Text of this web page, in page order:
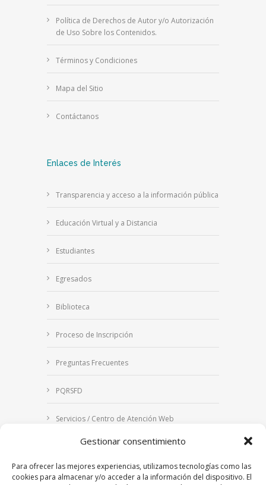
Gestionar consentimiento
Para ofrecer las mejores experiencias, utilizamos tecnologías como las
cookies para almacenar y/o acceder a la información del dispositivo. El
Política de Derechos de Autor y/o Autorización
de Uso Sobre los Contenidos.
Términos y Condiciones
Mapa del Sitio
Contáctanos
Enlaces de Interés
Transparencia y acceso a la información pública
Educación Virtual y a Distancia
Estudiantes
Egresados
Biblioteca
Proceso de Inscripción
Preguntas Frecuentes
PQRSFD
Servicios / Centro de Atención Web
Correo Institucional
Notificaciones judiciales